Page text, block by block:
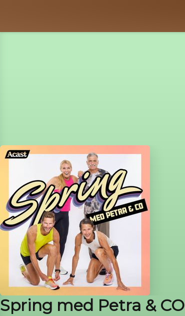
Spring med Petra & CO